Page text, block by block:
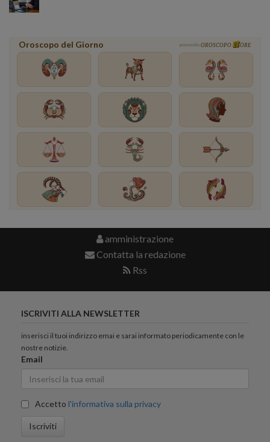
Oroscopo del Giorno powered by OROSCOPO ORE
amministrazione
Contatta la redazione
Rss
ISCRIVITI ALLA NEWSLETTER
inserisci il tuoi indirizzo emai e sarai informato periodicamente con le
nostre notizie.
Email
Accetto l'informativa sulla privacy
Iscriviti